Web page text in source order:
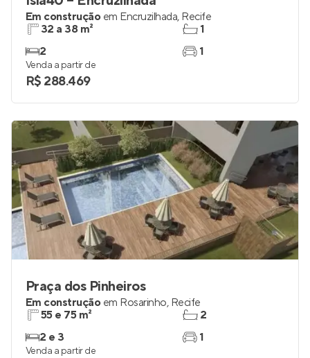
Em construção em Encruzilhada, Recife
32 a 38 m²
2
1
1
Venda a partir de
R$ 288.469
Praça dos Pinheiros
Em construção em Rosarinho, Recife
55 e 75 m²
2 e 3
2
1
Venda a partir de